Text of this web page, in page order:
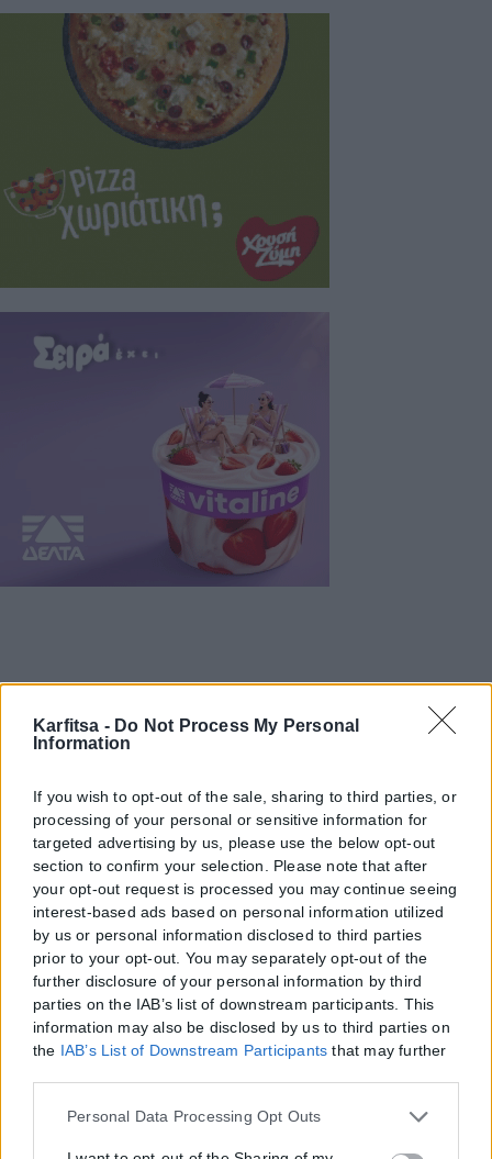
Karfitsa - Do Not Process My Personal
Information
If you wish to opt-out of the sale, sharing to third parties, or
processing of your personal or sensitive information for
targeted advertising by us, please use the below opt-out
section to confirm your selection. Please note that after
your opt-out request is processed you may continue seeing
interest-based ads based on personal information utilized
by us or personal information disclosed to third parties
prior to your opt-out. You may separately opt-out of the
further disclosure of your personal information by third
parties on the IAB’s list of downstream participants. This
information may also be disclosed by us to third parties on
the IAB’s List of Downstream Participants that may further
Please note that this website/app uses one or more Google
Personal Data Processing Opt Outs